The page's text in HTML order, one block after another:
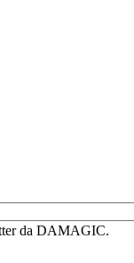
da DAMAGIC.